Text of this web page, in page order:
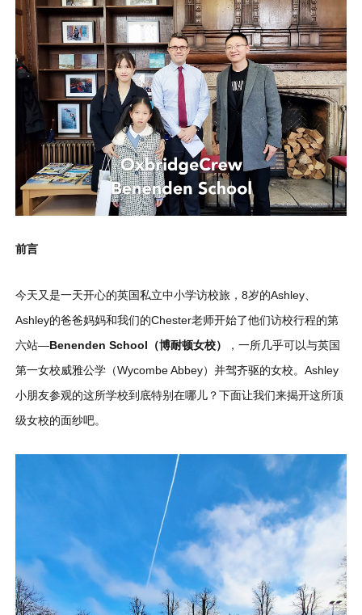
前言
今天又是一天开心的英国私立中小学访校旅，8岁的Ashley、
Ashley的爸爸妈妈和我们的Chester老师开始了他们访校行程的第
六站—Benenden School（博耐顿女校）
，一所几乎可以与英国
第一女校威雅公学（Wycombe Abbey）并驾齐驱的女校。Ashley
小朋友参观的这所学校到底特别在哪儿？下面让我们来揭开这所顶
级女校的面纱吧。